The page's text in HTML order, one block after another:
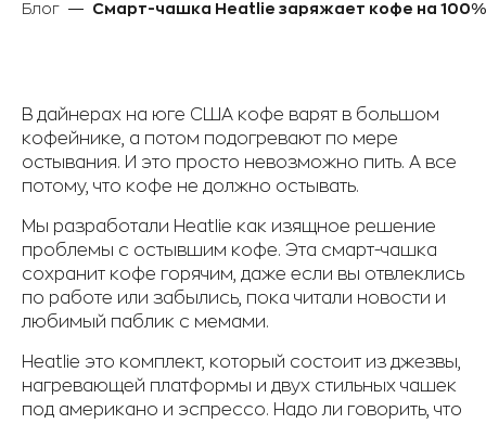
Блог Смарт-чашка Heatlie заряжает кофе на 100%
В дайнерах на юге США кофе варят в большом
кофейнике, а потом подогревают по мере
остывания. И это просто невозможно пить. А все
потому, что кофе не должно остывать.
Мы разработали Heatlie как изящное решение
проблемы с остывшим кофе. Эта смарт-чашка
сохранит кофе горячим, даже если вы отвлеклись
по работе или забылись, пока читали новости и
любимый паблик с мемами.
Heatlie это комплект, который состоит из джезвы,
нагревающей платформы и двух стильных чашек
под американо и эспрессо. Надо ли говорить, что